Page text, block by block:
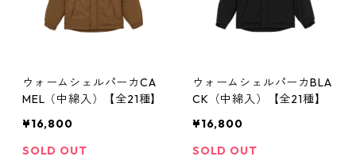
ウォームシェルパーカCA
MEL（中綿入）【全21種】
¥16,800
SOLD OUT
ウォームシェルパーカBLA
CK（中綿入）【全21種】
¥16,800
SOLD OUT